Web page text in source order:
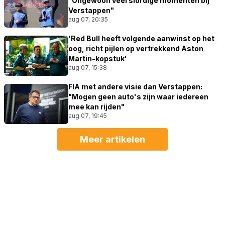
Verstappen"
aug 07, 20:35
'Red Bull heeft volgende aanwinst op het
oog, richt pijlen op vertrekkend Aston
Martin-kopstuk'
aug 07, 15:38
FIA met andere visie dan Verstappen:
"Mogen geen auto's zijn waar iedereen
mee kan rijden"
aug 07, 19:45
Meer artikelen